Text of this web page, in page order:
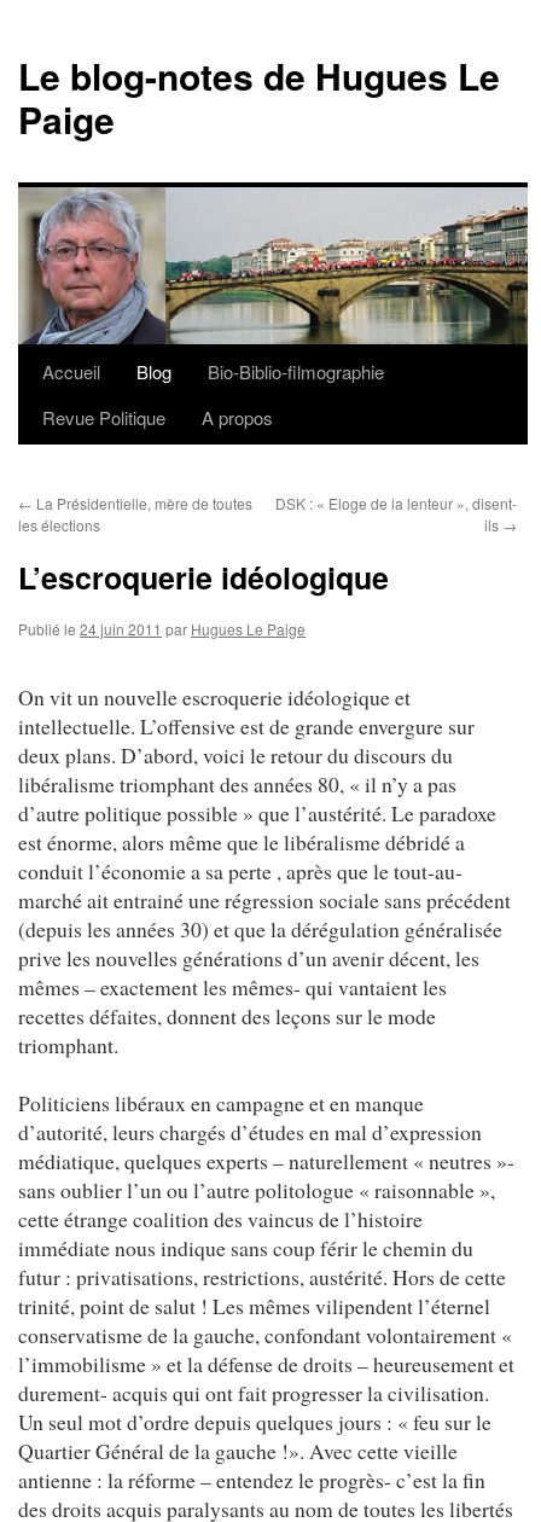
Le blog-notes de Hugues Le
Paige
Aller
Accueil Blog
Bio-Biblio-filmographie
Revue Politique
A propos
← La Présidentielle, mère de toutes
les élections
DSK : « Eloge de la lenteur », disent-
ils →
L’escroquerie idéologique
Publié le 24 juin 2011 par Hugues Le Paige
On vit un nouvelle escroquerie idéologique et
intellectuelle. L’offensive est de grande envergure sur
deux plans. D’abord, voici le retour du discours du
libéralisme triomphant des années 80, « il n’y a pas
d’autre politique possible » que l’austérité. Le paradoxe
est énorme, alors même que le libéralisme débridé a
conduit l’économie a sa perte , après que le tout-au-
marché ait entrainé une régression sociale sans précédent
(depuis les années 30) et que la dérégulation généralisée
prive les nouvelles générations d’un avenir décent, les
mêmes – exactement les mêmes- qui vantaient les
recettes défaites, donnent des leçons sur le mode
triomphant.
Politiciens libéraux en campagne et en manque
d’autorité, leurs chargés d’études en mal d’expression
médiatique, quelques experts – naturellement « neutres »-
sans oublier l’un ou l’autre politologue « raisonnable »,
cette étrange coalition des vaincus de l’histoire
immédiate nous indique sans coup férir le chemin du
futur : privatisations, restrictions, austérité. Hors de cette
trinité, point de salut ! Les mêmes vilipendent l’éternel
conservatisme de la gauche, confondant volontairement «
l’immobilisme » et la défense de droits – heureusement et
durement- acquis qui ont fait progresser la civilisation.
Un seul mot d’ordre depuis quelques jours : « feu sur le
Quartier Général de la gauche !». Avec cette vieille
antienne : la réforme – entendez le progrès- c’est la fin
des droits acquis paralysants au nom de toutes les libertés